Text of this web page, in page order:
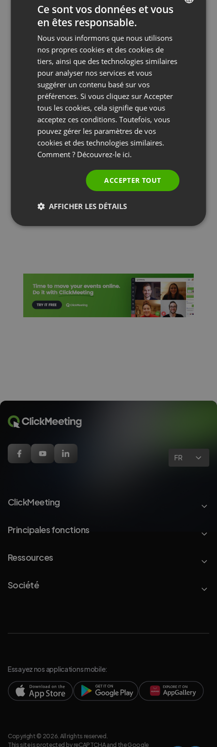
7 conseils d’orateur pour réussir votre
prochaine présentation
Agnes Jozwiak
FR
ClickMeeting
Principales fonctions
Ressources
Société
Essayez nos applications mobile:
Copyright © 2026. All rights reserved.
This site is protected by reCAPTCHA and the Google
FRENCH
SPANISH
PORTUGUESE
Ce sont vos données et vous
en êtes responsable.
Nous vous informons que nous utilisons
nos propres cookies et des cookies de
tiers, ainsi que des technologies similaires
pour analyser nos services et vous
suggérer un contenu basé sur vos
préférences. Si vous cliquez sur Accepter
tous les cookies, cela signifie que vous
acceptez ces conditions. Toutefois, vous
pouvez gérer les paramètres de vos
cookies et des technologies similaires.
Comment ? Découvrez-le ici.
ACCEPTER TOUT
AFFICHER LES DÉTAILS